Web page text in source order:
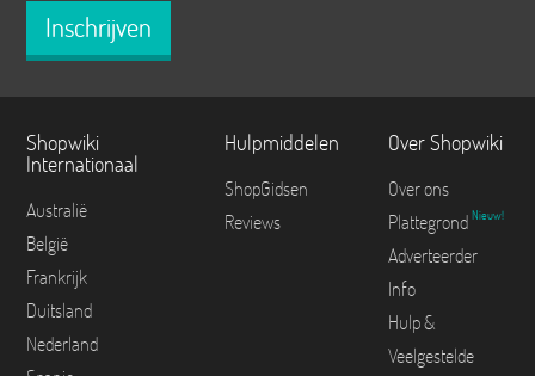
Inschrijven
Shopwiki
Internationaal
Australië
België
Frankrijk
Duitsland
Nederland
Hulpmiddelen
ShopGidsen
Reviews
Over Shopwiki
Over ons
Plattegrond Nieuw!
Adverteerder
Info
Hulp &
Veelgestelde